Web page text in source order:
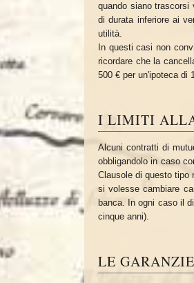
quando siano
di durata inferiore ai
utilità.
In questi casi non
ricordare che la
500 € per un'ipoteca di
I LIMITI
Alcuni contratti di
obbligandolo in caso
Clausole di questo tipo
si volesse cambiare
banca. In ogni caso il
cinque anni).
LE